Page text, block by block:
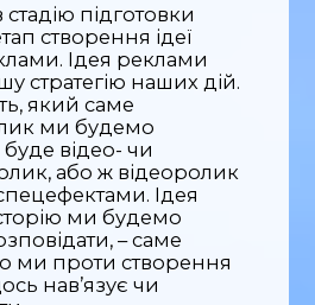
підготовки
створення ідеї
Ідея реклами
стратегію наших дій.
який саме
ми будемо
відео- чи
або ж відеоролик
Ідея
ми будемо
– саме
ми проти створення
нав’язує чи